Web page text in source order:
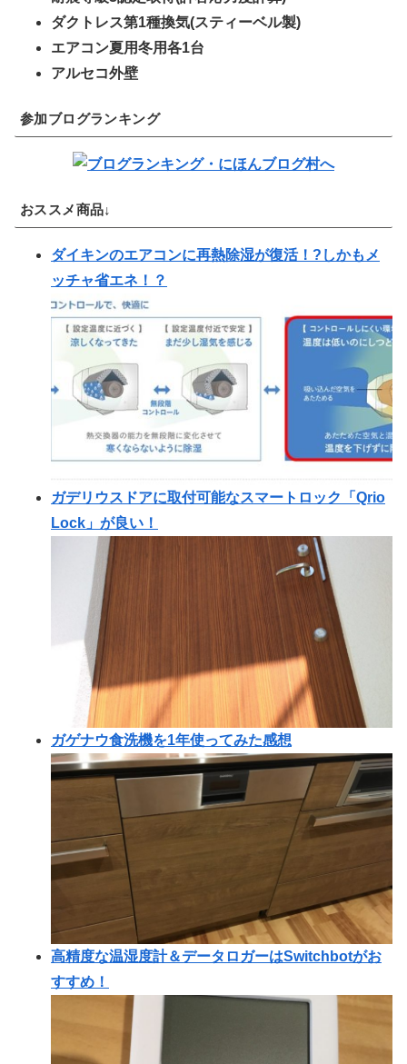
ダクトレス第1種換気(スティーベル製)
エアコン夏用冬用各1台
アルセコ外壁
参加ブログランキング
おススメ商品↓
ダイキンのエアコンに再熱除湿が復活！?しかもメ
ッチャ省エネ！？
ガデリウスドアに取付可能なスマートロック「Qrio
Lock」が良い！
ガゲナウ食洗機を1年使ってみた感想
高精度な温湿度計＆データロガーはSwitchbotがお
すすめ！